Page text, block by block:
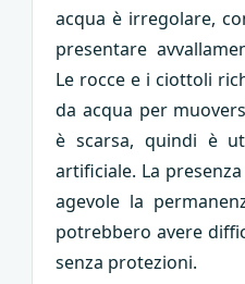
acqua è irregolare,
presentare
Le rocce e i ciottoli
da acqua per
è scarsa, quindi è
artificiale. La
agevole la
potrebbero avere
senza protezioni.